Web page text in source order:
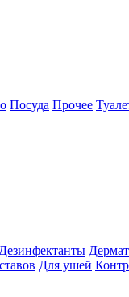
Посуда Прочее
Дезинфектанты
Для ушей